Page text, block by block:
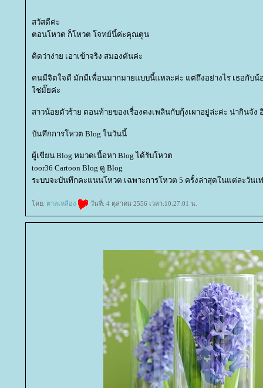
สวัสดีค่ะ
ตอนโหวต ก็โหวต โจทย์นี้ค่ะคุณตูน
คิดว่าง่าย เอาเข้าจริง สมองตันค่ะ
คนมีจิตใจดี มักมีเพื่อนมากมายแบบนี้แหละค่ะ แต่ถึงอย่างไร เธอกับ
ช่มั๊ยค่ะ
สาวน้อยตัวร้าย ตอนท้ายของเรื่องคงเพลินกับกุ้งเผาอยู่ล่ะค่ะ น่ากินจัง
บันทึกการโหวต Blog ในวันนี้
ผู้เขียน Blog หมวดเนื้อหา Blog ได้รับโหวต
toor36 Cartoon Blog ดู Blog
ระบบจะบันทึกคะแนนโหวต เฉพาะการโหวต 5 ครั้งล่าสุดในแต่ละวันเ
ดย: ตาลเหลือง วันที่: 4 ตุลาคม 2556 เวลา:10:27:01 น.